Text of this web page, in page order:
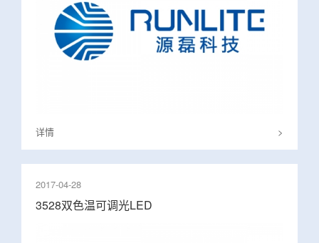
详情 >
2017-04-28
3528双色温可调光LED